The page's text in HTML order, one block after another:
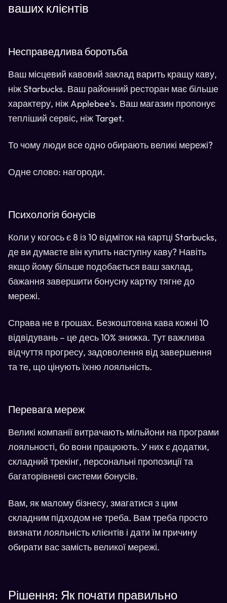
ваших клієнтів
Несправедлива боротьба
Ваш місцевий кавовий заклад варить кращу каву,
ніж Starbucks. Ваш районний ресторан має більше
характеру, ніж Applebee's. Ваш магазин пропонує
тепліший сервіс, ніж Target.
То чому люди все одно обирають великі мережі?
Одне слово: нагороди.
Психологія бонусів
Коли у когось є 8 із 10 відміток на картці Starbucks,
де ви думаєте він купить наступну каву? Навіть
якщо йому більше подобається ваш заклад,
бажання завершити бонусну картку тягне до
мережі.
Справа не в грошах. Безкоштовна кава кожні 10
відвідувань – це десь 10% знижка. Тут важлива
відчуття прогресу, задоволення від завершення
та те, що цінують їхню лояльність.
Перевага мереж
Великі компанії витрачають мільйони на програми
лояльності, бо вони працюють. У них є додатки,
складний трекінг, персональні пропозиції та
багаторівневі системи бонусів.
Вам, як малому бізнесу, змагатися з цим
складним підходом не треба. Вам треба просто
визнати лояльність клієнтів і дати їм причину
обирати вас замість великої мережі.
Рішення: Як почати правильно